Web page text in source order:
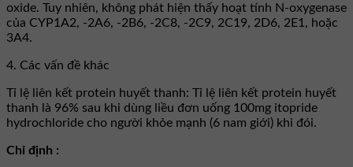
oxide. Tuy nhiên, không phát hiện thấy hoạt tính N-oxygenase
của CYP1A2, -2A6, -2B6, -2C8, -2C9, 2C19, 2D6, 2E1, hoặc
3A4.
4. Các vấn đề khác
Tỉ lệ liên kết protein huyết thanh: Tỉ lệ liên kết protein huyết
thanh là 96% sau khi dùng liều đơn uống 100mg itopride
hydrochloride cho người khỏe mạnh (6 nam giới) khi đói.
Chỉ định :